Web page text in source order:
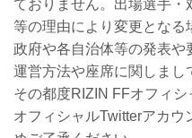
ておりません。出場選手
等の理由により変更とな
政府や各自治体等の発表や
運営方法や座席に関しまし
その都度RIZIN FFオフィ
オフィシャルTwitterアカウ